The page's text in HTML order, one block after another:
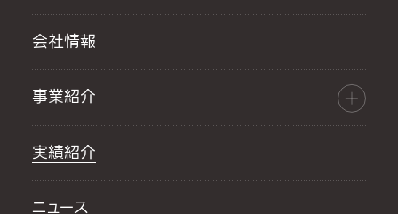
会社情報
事業紹介
実績紹介
ニュース